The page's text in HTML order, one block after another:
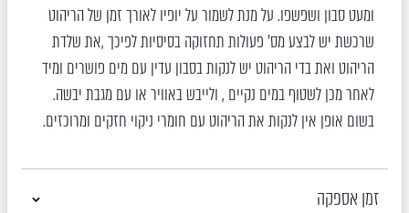
ומעט סבון ושפשפו. על מנת לשמור על יופיו לאורך זמן של הריהוט
שרכשת יש לבצע מס’ פעולות תחזוקה בסיסיות לפיכך ,את שלדת
הריהוט ואת בדי הריהוט יש לנקות בסבון עדין עם מים פושרים ומיד
לאחר מכן לשטוף במים נקיים , ולייבש באוויר או עם מגבת יבשה.
בשום אופן אין לנקות את הריהוט עם חומרי ניקוי חזקים ומרוכזים.
זמן אספקה